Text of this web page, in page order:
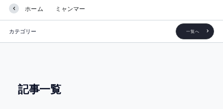
ホーム ミャンマー
カテゴリー 一覧へ
記事一覧